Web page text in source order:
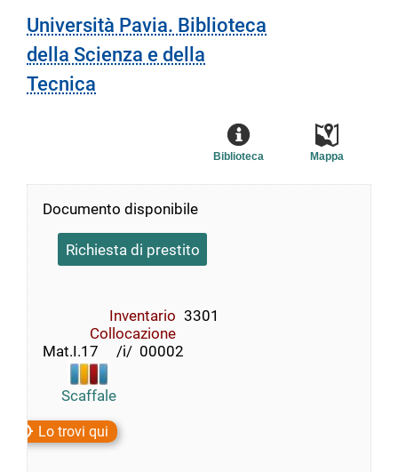
Università Pavia. Biblioteca
della Scienza e della
Tecnica
Mappa
Biblioteca
Documento disponibile
Richiesta di prestito
Inventario 3301
Collocazione
Mat.I.17     /i/  00002
Scaffale
Lo trovi qui